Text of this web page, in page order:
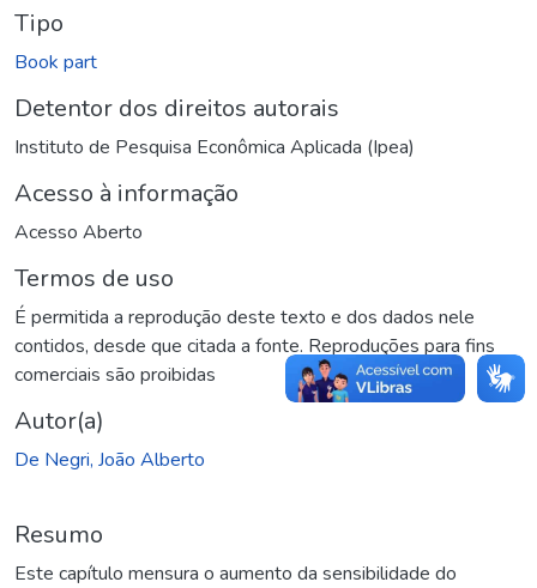
Tipo
Book part
Detentor dos direitos autorais
Instituto de Pesquisa Econômica Aplicada (Ipea)
Acesso à informação
Acesso Aberto
Termos de uso
É permitida a reprodução deste texto e dos dados nele
contidos, desde que citada a fonte. Reproduções para fins
comerciais são proibidas
Autor(a)
De Negri, João Alberto
Resumo
Este capítulo mensura o aumento da sensibilidade do